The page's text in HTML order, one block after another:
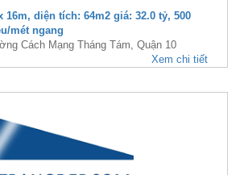
16m, diện tích: 64m2 giá: 32.0 tỷ, 500
mét ngang
Cách Mạng Tháng Tám, Quận 10
Xem chi tiết